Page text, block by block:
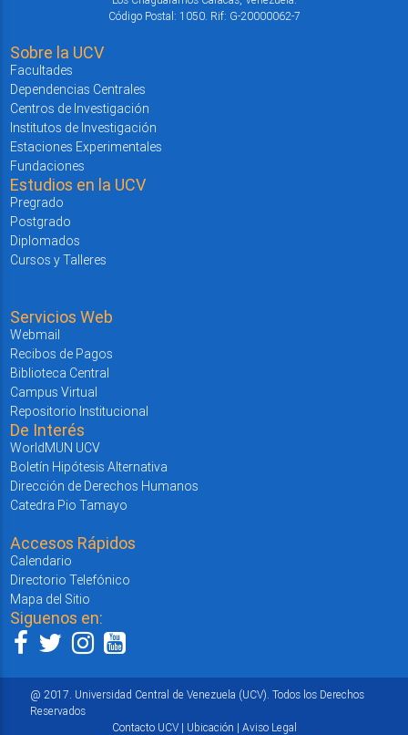
Código Postal: 1050. Rif: G-20000062-7
Sobre la UCV
Facultades
Dependencias Centrales
Centros de Investigación
Institutos de Investigación
Estaciones Experimentales
Fundaciones
Estudios en la UCV
Pregrado
Postgrado
Diplomados
Cursos y Talleres
Servicios Web
Webmail
Recibos de Pagos
Biblioteca Central
Campus Virtual
Repositorio Institucional
De Interés
WorldMUN UCV
Boletín Hipótesis Alternativa
Dirección de Derechos Humanos
Catedra Pio Tamayo
Accesos Rápidos
Calendario
Directorio Telefónico
Mapa del Sitio
Siguenos en:
@ 2017. Universidad Central de Venezuela (UCV). Todos los Derechos
Reservados
Contacto UCV| Ubicación | Aviso Legal